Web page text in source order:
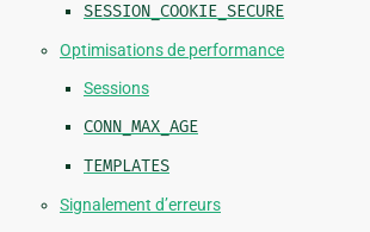
SESSION_COOKIE_SECURE
Optimisations de performance
Sessions
CONN_MAX_AGE
TEMPLATES
Signalement d’erreurs